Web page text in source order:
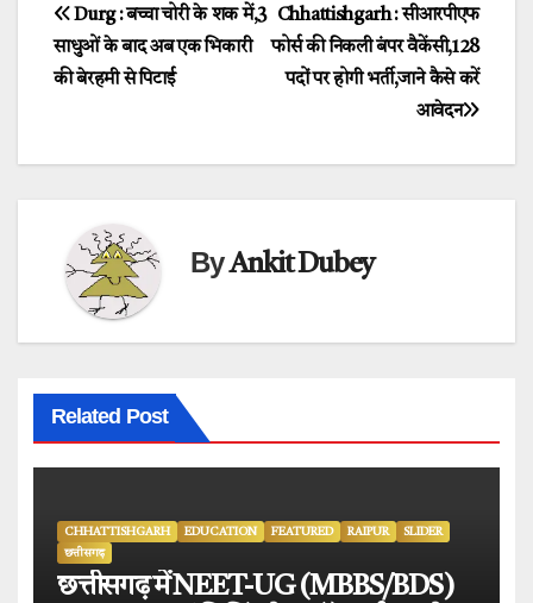
Post
navigation
Chhattishgarh : सीआरपीएफ
फोर्स की निकली बंपर वैकेंसी,128
पदों पर होगी भर्ती,जाने कैसे करें
आवेदन
Durg : बच्चा चोरी के शक में,3
साधुओं के बाद अब एक भिकारी
की बेरहमी से पिटाई
ByAnkit Dubey
Related Post
CHHATTISHGARH EDUCATION FEATURED RAIPUR
SLIDER
छत्तीसगढ़
छत्तीसगढ़ में NEET-UG (MBBS/BDS)